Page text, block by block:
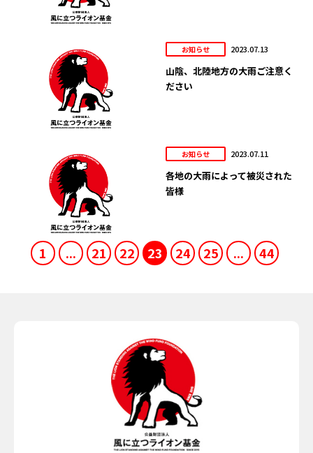
お知らせ 2023.07.13
山陰、北陸地方の大雨ご注意く
ださい
お知らせ 2023.07.11
各地の大雨によって被災された
皆様
1 ... 21 22 23 24 25 ... 44